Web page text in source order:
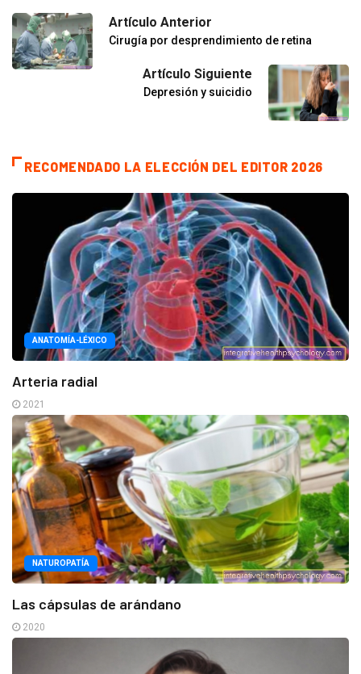
Artículo Anterior
Cirugía por desprendimiento de retina
Artículo Siguiente
Depresión y suicidio
RECOMENDADO LA ELECCIÓN DEL EDITOR 2026
ANATOMÍA-LÉXICO
Arteria radial
2021
NATUROPATÍA
Las cápsulas de arándano
2020